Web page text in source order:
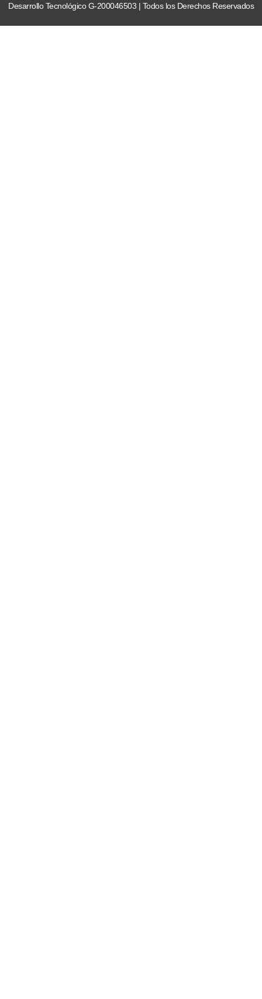
Desarrollo Tecnológico G-200046503 | Todos los Derechos Reservados